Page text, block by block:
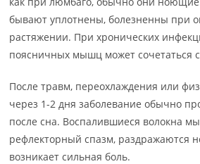
бывают уплотнены, болезненны при
растяжении. При хронических
поясничных мышц может сочетаться с
После травм, переохлаждения или
через 1-2 дня заболевание обычно
после сна. Воспалившиеся волокна
рефлекторный спазм, раздражаются
возникает сильная боль.